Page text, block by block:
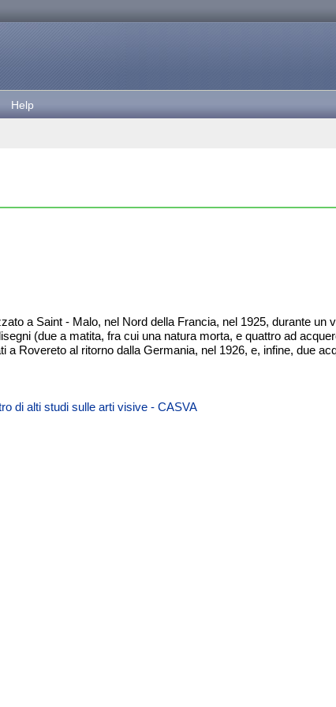
Help
a Saint - Malo, nel Nord della Francia, nel 1925, durante un
(due a matita, fra cui una natura morta, e quattro ad
Rovereto al ritorno dalla Germania, nel 1926, e, infine, due
di alti studi sulle arti visive - CASVA